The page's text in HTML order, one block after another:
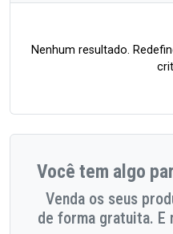
Nenhum resultado.
Você tem algo
Venda os seus
de forma gratuita. E